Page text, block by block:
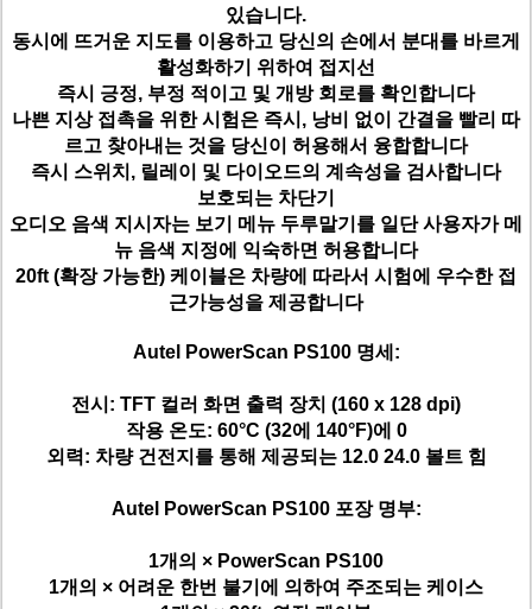
있습니다.
동시에 뜨거운 지도를 이용하고 당신의 손에서 분대를 바르게
활성화하기 위하여 접지선
즉시 긍정, 부정 적이고 및 개방 회로를 확인합니다
나쁜 지상 접촉을 위한 시험은 즉시, 낭비 없이 간결을 빨리 따
르고 찾아내는 것을 당신이 허용해서 융합합니다
즉시 스위치, 릴레이 및 다이오드의 계속성을 검사합니다
보호되는 차단기
오디오 음색 지시자는 보기 메뉴 두루말기를 일단 사용자가 메
뉴 음색 지정에 익숙하면 허용합니다
20ft (확장 가능한) 케이블은 차량에 따라서 시험에 우수한 접
근가능성을 제공합니다
Autel PowerScan PS100 명세:
전시: TFT 컬러 화면 출력 장치 (160 x 128 dpi)
작용 온도: 60°C (32에 140°F)에 0
외력: 차량 건전지를 통해 제공되는 12.0 24.0 볼트 힘
Autel PowerScan PS100 포장 명부:
1개의 × PowerScan PS100
1개의 × 어려운 한번 불기에 의하여 주조되는 케이스